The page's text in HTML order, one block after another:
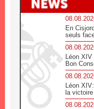
En
seuls
Léon
Bon
Léon
la